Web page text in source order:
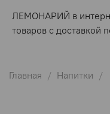
ЛЕМОНАРИЙ в
товаров с доставкой
Главная Напитки